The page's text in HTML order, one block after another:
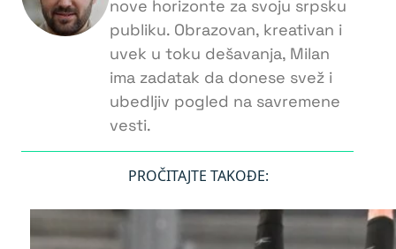
nove horizonte za svoju srpsku
publiku. Obrazovan, kreativan i
uvek u toku dešavanja, Milan
ima zadatak da donese svež i
ubedljiv pogled na savremene
vesti.
PROČITAJTE TAKOĐE: